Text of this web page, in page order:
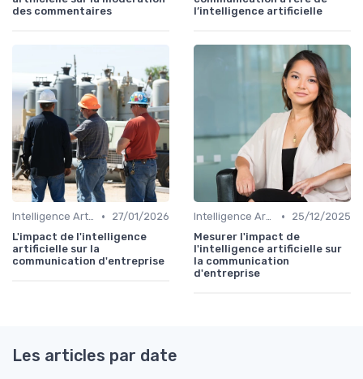
des commentaires
l’intelligence artificielle
Intelligence Artificielle en communication •
27/01/2026
L'impact de l'intelligence
artificielle sur la
communication d'entreprise
Intelligence Artificielle en communication •
25/12/2025
Mesurer l'impact de
l'intelligence artificielle sur
la communication
d'entreprise
Les articles par date